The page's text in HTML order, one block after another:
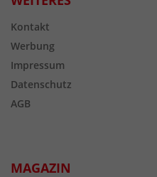
Kontakt
Werbung
Impressum
Datenschutz
AGB
MAGAZIN